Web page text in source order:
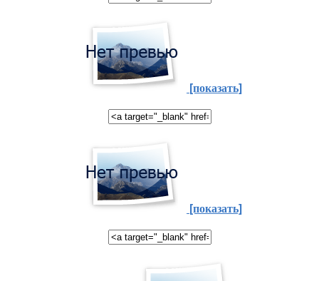
[показать]
[показать]